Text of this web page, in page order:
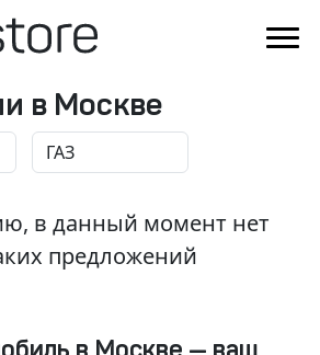
в Москве
в данный момент нет
предложений